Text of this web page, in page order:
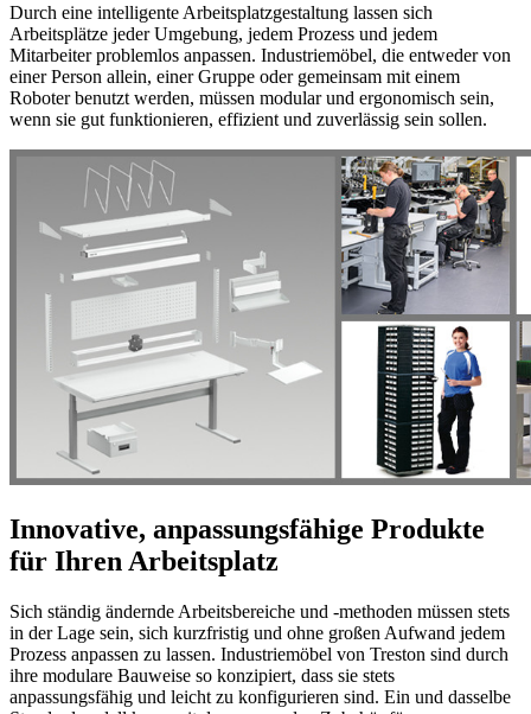
Durch eine intelligente Arbeitsplatzgestaltung lassen sich
Arbeitsplätze jeder Umgebung, jedem Prozess und jedem
Mitarbeiter problemlos anpassen. Industriemöbel, die entweder von
einer Person allein, einer Gruppe oder gemeinsam mit einem
Roboter benutzt werden, müssen modular und ergonomisch sein,
wenn sie gut funktionieren, effizient und zuverlässig sein sollen.
Innovative, anpassungsfähige Produkte
für Ihren Arbeitsplatz
Sich ständig ändernde Arbeitsbereiche und -methoden müssen stets
in der Lage sein, sich kurzfristig und ohne großen Aufwand jedem
Prozess anpassen zu lassen. Industriemöbel von Treston sind durch
ihre modulare Bauweise so konzipiert, dass sie stets
anpassungsfähig und leicht zu konfigurieren sind. Ein und dasselbe